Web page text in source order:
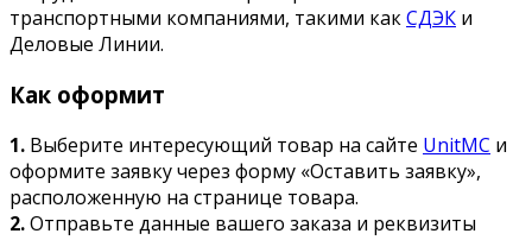
транспортными компаниями, такими какСДЭК и
Деловые Линии.
Как оформит
1. Выберите интересующий товар на сайте UnitMC и
оформите заявку через форму «Оставить заявку»,
расположенную на странице товара.
2.Отправьте данные вашего заказа и реквизиты